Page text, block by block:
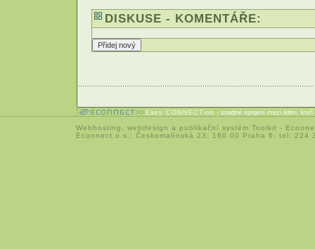
DISKUSE - KOMENTÁŘE:
Easy CONNECTion - snadné spojení mezi lidmi,
Webhosting webdesign a publikační systém Toolkit -
Econnect,o.s.; Českomalínská 23; 160 00 Praha 6; tel: 224